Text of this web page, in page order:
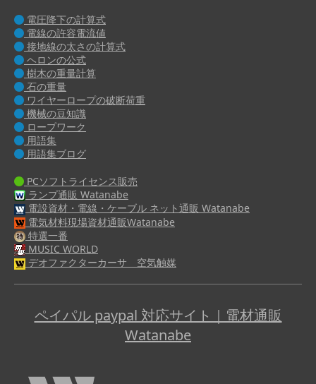
電圧降下の計算式
電線の許容電流値
接地線の太さの計算式
ヘロンの公式
樹木の重量計算
石の重量
ワイヤーロープの破断荷重
機械の豆知識
ロープワーク
用語集
用語集ブログ
PCソフトライセンス販売
ランプ通販 Watanabe
電設資材・電線・ケーブル ネット通販 Watanabe
電気材料現場資材通販Watanabe
特選一番
MUSIC WORLD
デオファクターカーサ 空気触媒
ペイパル paypal 対応サイト｜電材通販
Watanabe